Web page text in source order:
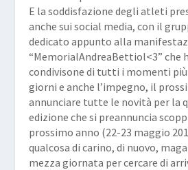
E la soddisfazione degli atleti
anche sui social media, con il
dedicato appunto alla
“MemorialAndreaBettiol<3” che
condivisone di tutti i momenti più
giorni e anche l’impegno, il
annunciare tutte le novità per la
edizione che si preannuncia
prossimo anno (22-23 maggio
qualcosa di carino, di nuovo,
mezza giornata per cercare di